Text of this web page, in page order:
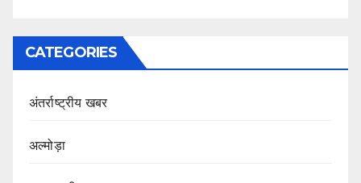
CATEGORIES
अंतर्राष्ट्रीय खबर
अल्मोड़ा